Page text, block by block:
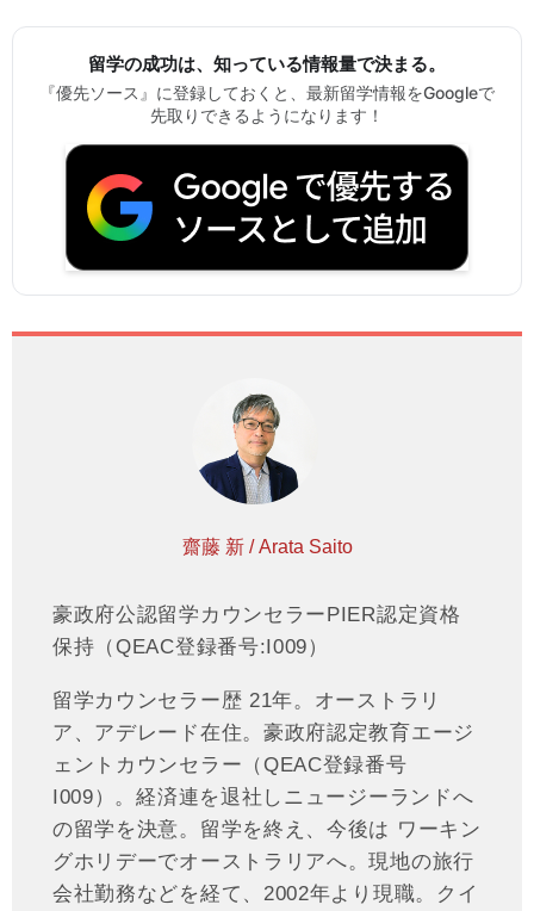
留学の成功は、知っている情報量で決まる。
『優先ソース』に登録しておくと、最新留学情報をGoogleで
先取りできるようになります！
齋藤 新 / Arata Saito
豪政府公認留学カウンセラーPIER認定資格
保持（QEAC登録番号:I009）
留学カウンセラー歴 21年。オーストラリ
ア、アデレード在住。豪政府認定教育エージ
ェントカウンセラー（QEAC登録番号
I009）。経済連を退社しニュージーランドへ
の留学を決意。留学を終え、今後は ワーキン
グホリデーでオーストラリアへ。現地の旅行
会社勤務などを経て、2002年より現職。クイ